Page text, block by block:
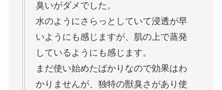
臭いがダメでした。
水のようにさらっとしていて浸透が早
いようにも感じますが、肌の上で蒸発
しているようにも感じます。
まだ使い始めたばかりなので効果はわ
かりませんが、独特の獣臭さがあり使